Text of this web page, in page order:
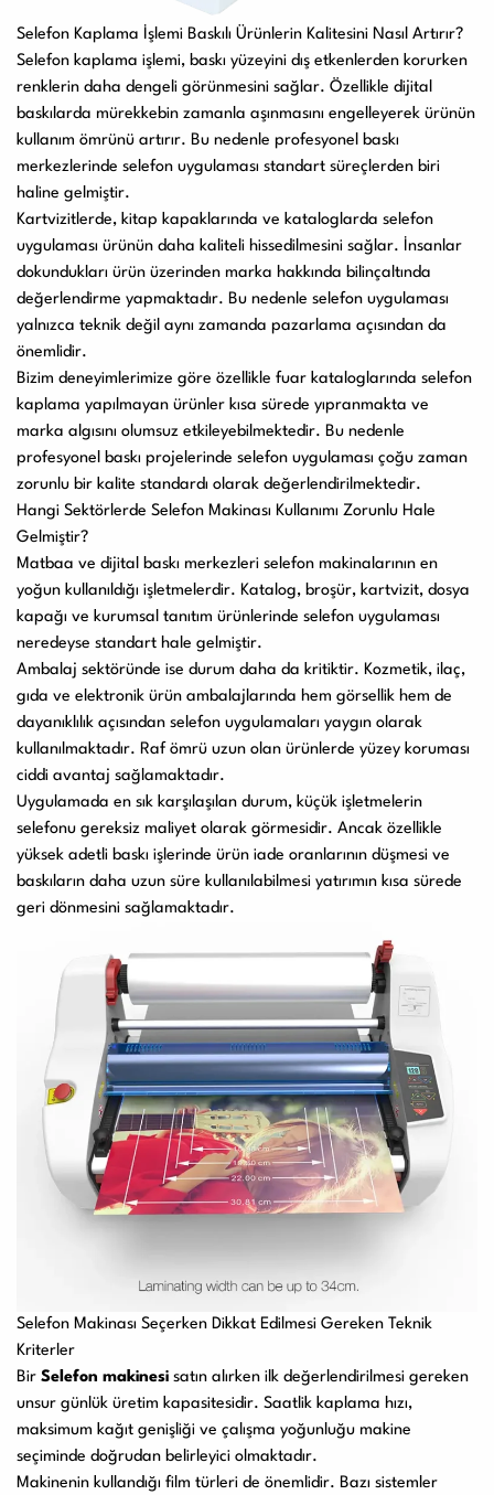
Selefon Kaplama İşlemi Baskılı Ürünlerin Kalitesini Nasıl Artırır?
Selefon kaplama işlemi, baskı yüzeyini dış etkenlerden korurken
renklerin daha dengeli görünmesini sağlar. Özellikle dijital
baskılarda mürekkebin zamanla aşınmasını engelleyerek ürünün
kullanım ömrünü artırır. Bu nedenle profesyonel baskı
merkezlerinde selefon uygulaması standart süreçlerden biri
haline gelmiştir.
Kartvizitlerde, kitap kapaklarında ve kataloglarda selefon
uygulaması ürünün daha kaliteli hissedilmesini sağlar. İnsanlar
dokundukları ürün üzerinden marka hakkında bilinçaltında
değerlendirme yapmaktadır. Bu nedenle selefon uygulaması
yalnızca teknik değil aynı zamanda pazarlama açısından da
önemlidir.
Bizim deneyimlerimize göre özellikle fuar kataloglarında selefon
kaplama yapılmayan ürünler kısa sürede yıpranmakta ve
marka algısını olumsuz etkileyebilmektedir. Bu nedenle
profesyonel baskı projelerinde selefon uygulaması çoğu zaman
zorunlu bir kalite standardı olarak değerlendirilmektedir.
Hangi Sektörlerde Selefon Makinası Kullanımı Zorunlu Hale
Gelmiştir?
Matbaa ve dijital baskı merkezleri selefon makinalarının en
yoğun kullanıldığı işletmelerdir. Katalog, broşür, kartvizit, dosya
kapağı ve kurumsal tanıtım ürünlerinde selefon uygulaması
neredeyse standart hale gelmiştir.
Ambalaj sektöründe ise durum daha da kritiktir. Kozmetik, ilaç,
gıda ve elektronik ürün ambalajlarında hem görsellik hem de
dayanıklılık açısından selefon uygulamaları yaygın olarak
kullanılmaktadır. Raf ömrü uzun olan ürünlerde yüzey koruması
ciddi avantaj sağlamaktadır.
Uygulamada en sık karşılaşılan durum, küçük işletmelerin
selefonu gereksiz maliyet olarak görmesidir. Ancak özellikle
yüksek adetli baskı işlerinde ürün iade oranlarının düşmesi ve
baskıların daha uzun süre kullanılabilmesi yatırımın kısa sürede
geri dönmesini sağlamaktadır.
Selefon Makinası Seçerken Dikkat Edilmesi Gereken Teknik
Kriterler
Bir Selefon makinesi satın alırken ilk değerlendirilmesi gereken
unsur günlük üretim kapasitesidir. Saatlik kaplama hızı,
maksimum kağıt genişliği ve çalışma yoğunluğu makine
seçiminde doğrudan belirleyici olmaktadır.
Makinenin kullandığı film türleri de önemlidir. Bazı sistemler